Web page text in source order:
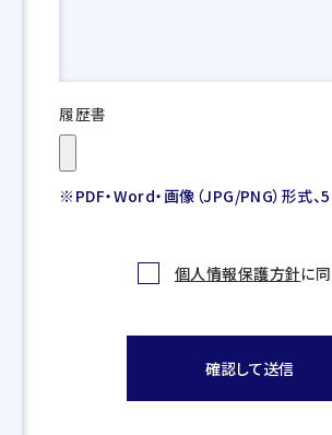
履歴書
※PDF・Word・画像（JPG/PNG）形式、
個人情報保護方針に